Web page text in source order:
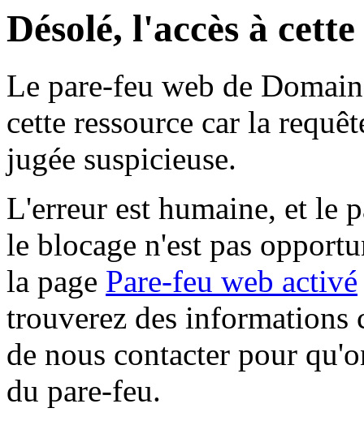
Désolé, l'accès à
Le pare-feu web de
cette ressource car la
jugée suspicieuse.
L'erreur est humaine, et le
le blocage n'est pas
la page Pare-feu web activé
trouverez des informations
de nous contacter pour
du pare-feu.